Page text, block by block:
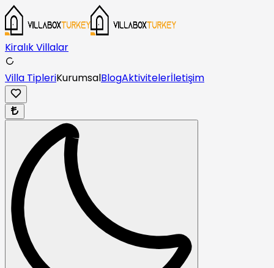
Kiralık Villalar
Villa TipleriKurumsalBlogAktivitelerİletişim